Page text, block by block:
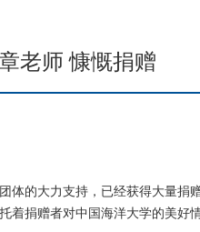
老师 慷慨捐赠
的大力支持，已经获得大量捐
捐赠者对中国海洋大学的美好